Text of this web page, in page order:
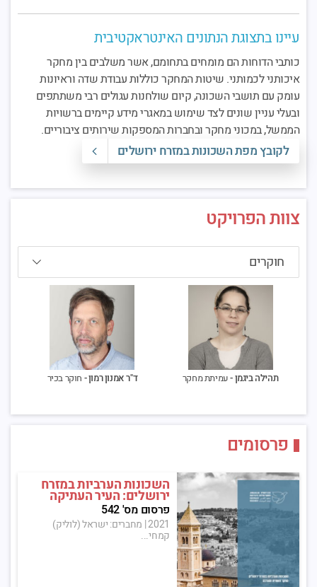
עיינו בתצוגת הנתונים האינטראקטיבית
כותבי הדוחות הם מומחים בתחומם, אשר משלבים בין מחקר
איכותני לכמותני. שיטות המחקר כוללות עבודת שדה וראיונות
עומק עם תושבי השכונה, קיום שולחנות עגולים רבי משתתפים
ובעלי עניין שונים לצד שימוש במאגרי מידע קיימים ברשויות
הממשל, במכוני מחקר ובחברות המספקות שירותים ציבוריים.
לקובץ מפת השכונות במזרח ירושלים
צוות הפרויקט
תהילה ביגמן -עמיתת מחקר ד"ר אמנון רמון - חוקר בכיר
פרסומים
השכונות הערביות במזרח
ירושלים: העיר העתיקה
פרסום מס' 542
2021
| מחברים: ישראל (לוליק)
קמחי...